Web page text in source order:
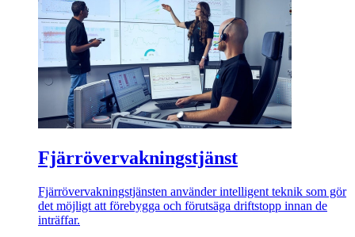
Fjärrövervakningstjänst
Fjärrövervakningstjänsten använder intelligent teknik som gör
det möjligt att förebygga och förutsäga driftstopp innan de
inträffar.